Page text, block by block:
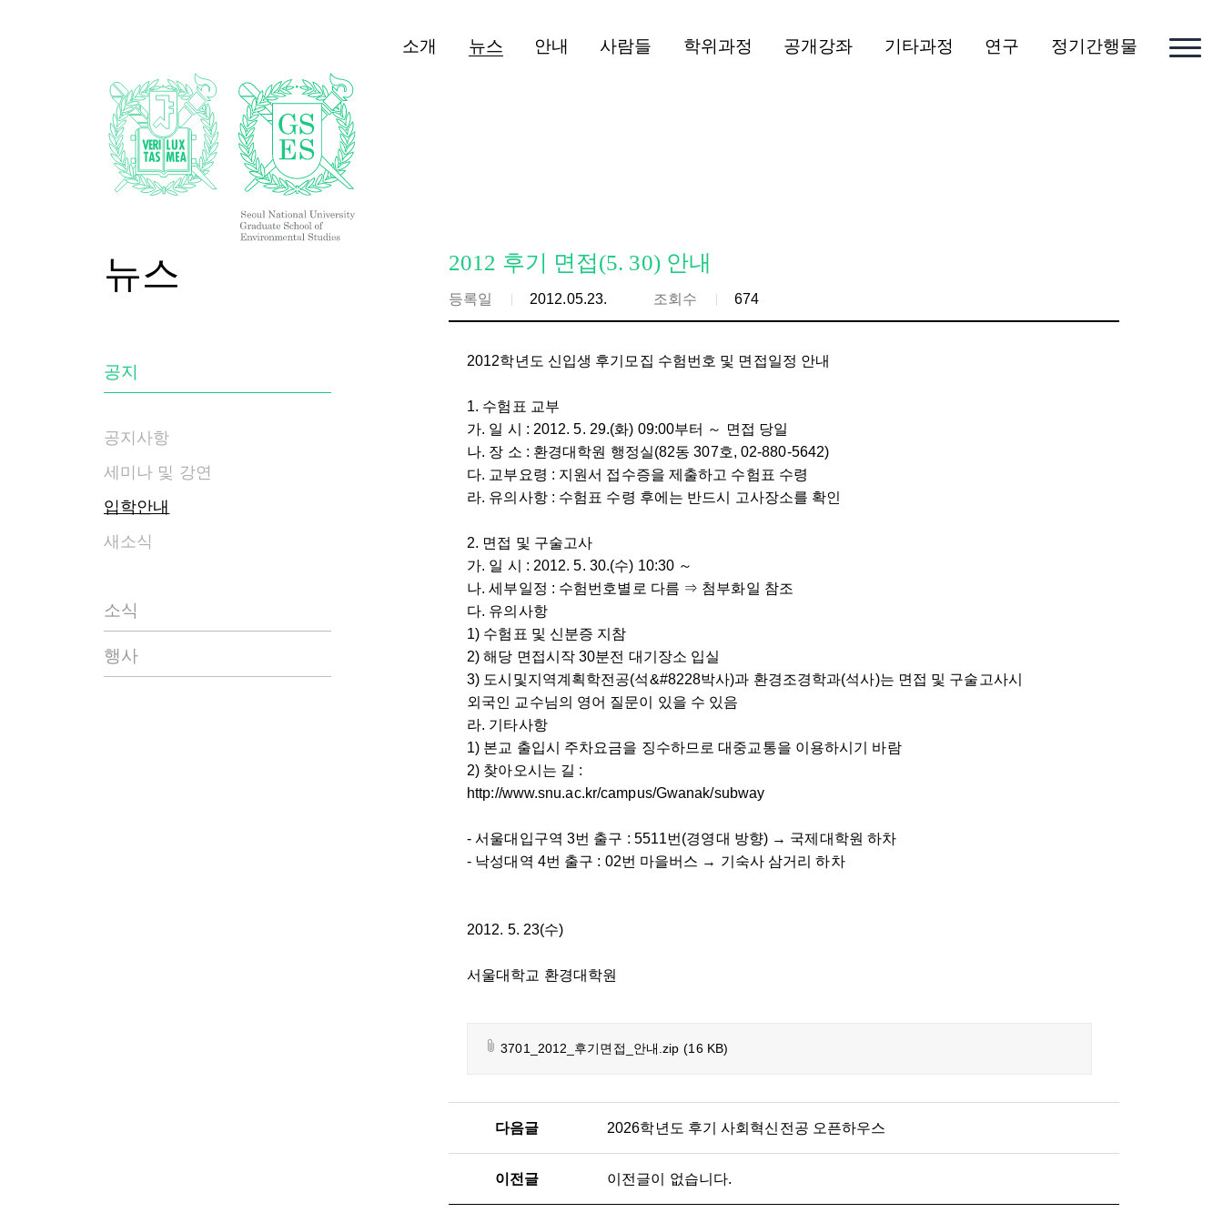
소개 뉴스 안내 사람들 학위과정 공개강좌 기타과정 연구 정기간행물
뉴스
공지
공지사항
세미나 및 강연
입학안내
새소식
소식
행사
2012 후기 면접(5. 30) 안내
등록일 2012.05.23. 조회수 674
2012학년도 신입생 후기모집 수험번호 및 면접일정 안내
1. 수험표 교부
가. 일 시 : 2012. 5. 29.(화) 09:00부터 ～ 면접 당일
나. 장 소 : 환경대학원 행정실(82동 307호, 02-880-5642)
다. 교부요령 : 지원서 접수증을 제출하고 수험표 수령
라. 유의사항 : 수험표 수령 후에는 반드시 고사장소를 확인
2. 면접 및 구술고사
가. 일 시 : 2012. 5. 30.(수) 10:30 ～
나. 세부일정 : 수험번호별로 다름 ⇒ 첨부화일 참조
다. 유의사항
1) 수험표 및 신분증 지참
2) 해당 면접시작 30분전 대기장소 입실
3) 도시및지역계획학전공(석&#8228박사)과 환경조경학과(석사)는 면접 및 구술고사시
외국인 교수님의 영어 질문이 있을 수 있음
라. 기타사항
1) 본교 출입시 주차요금을 징수하므로 대중교통을 이용하시기 바람
2) 찾아오시는 길 :
http://www.snu.ac.kr/campus/Gwanak/subway
- 서울대입구역 3번 출구 : 5511번(경영대 방향) → 국제대학원 하차
- 낙성대역 4번 출구 : 02번 마을버스 → 기숙사 삼거리 하차
2012. 5. 23(수)
서울대학교 환경대학원
3701_2012_후기면접_안내.zip (16 KB)
다음글 2026학년도 후기 사회혁신전공 오픈하우스
이전글 이전글이 없습니다.